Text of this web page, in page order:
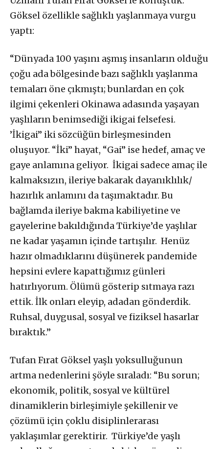
Göksel özellikle sağlıklı yaşlanmaya vurgu
yaptı:
“Dünyada 100 yaşını aşmış insanların olduğu
çoğu ada bölgesinde bazı sağlıklı yaşlanma
temaları öne çıkmıştı; bunlardan en çok
ilgimi çekenleri Okinawa adasında yaşayan
yaşlıların benimsediği ikigai felsefesi.
’İkigai’’ iki sözcüğün birleşmesinden
oluşuyor. “İki” hayat, “Gai” ise hedef, amaç ve
gaye anlamına geliyor. İkigai sadece amaç ile
kalmaksızın, ileriye bakarak dayanıklılık/
hazırlık anlamını da taşımaktadır. Bu
bağlamda ileriye bakma kabiliyetine ve
gayelerine bakıldığında Türkiye’de yaşlılar
ne kadar yaşamın içinde tartışılır. Henüz
hazır olmadıklarını düşünerek pandemide
hepsini evlere kapattığımız günleri
hatırlıyorum. Ölümü gösterip sıtmaya razı
ettik. İlk onları eleyip, adadan gönderdik.
Ruhsal, duygusal, sosyal ve fiziksel hasarlar
bıraktık.”
Tufan Fırat Göksel yaşlı yoksulluğunun
artma nedenlerini şöyle sıraladı: “Bu sorun;
ekonomik, politik, sosyal ve kültürel
dinamiklerin birleşimiyle şekillenir ve
çözümü için çoklu disiplinlerarası
yaklaşımlar gerektirir. Türkiye’de yaşlı